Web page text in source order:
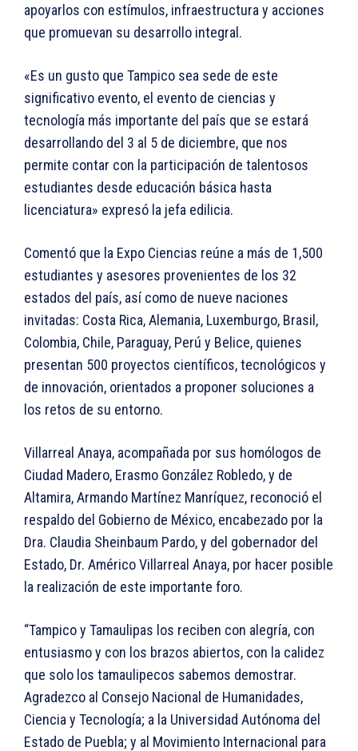
apoyarlos con estímulos, infraestructura y acciones
que promuevan su desarrollo integral.
«Es un gusto que Tampico sea sede de este
significativo evento, el evento de ciencias y
tecnología más importante del país que se estará
desarrollando del 3 al 5 de diciembre, que nos
permite contar con la participación de talentosos
estudiantes desde educación básica hasta
licenciatura» expresó la jefa edilicia.
Comentó que la Expo Ciencias reúne a más de 1,500
estudiantes y asesores provenientes de los 32
estados del país, así como de nueve naciones
invitadas: Costa Rica, Alemania, Luxemburgo, Brasil,
Colombia, Chile, Paraguay, Perú y Belice, quienes
presentan 500 proyectos científicos, tecnológicos y
de innovación, orientados a proponer soluciones a
los retos de su entorno.
Villarreal Anaya, acompañada por sus homólogos de
Ciudad Madero, Erasmo González Robledo, y de
Altamira, Armando Martínez Manríquez, reconoció el
respaldo del Gobierno de México, encabezado por la
Dra. Claudia Sheinbaum Pardo, y del gobernador del
Estado, Dr. Américo Villarreal Anaya, por hacer posible
la realización de este importante foro.
“Tampico y Tamaulipas los reciben con alegría, con
entusiasmo y con los brazos abiertos, con la calidez
que solo los tamaulipecos sabemos demostrar.
Agradezco al Consejo Nacional de Humanidades,
Ciencia y Tecnología; a la Universidad Autónoma del
Estado de Puebla; y al Movimiento Internacional para